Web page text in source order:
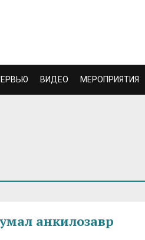
ВИДЕО МЕРОПРИЯТИЯ
анкилозавр